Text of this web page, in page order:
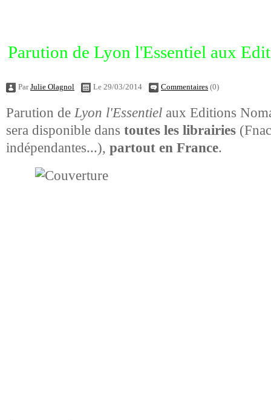
Parution de Lyon l'Essentiel aux
ParJulie Olagnol Le 29/03/2014 Commentaires (0)
Parution de Lyon l'Essentiel aux Editions
sera disponible dans toutes les librairies
indépendantes...), partout en France.